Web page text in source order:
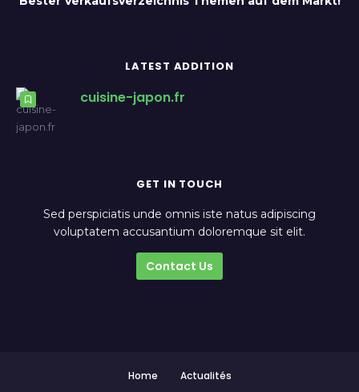
LATEST ADDITION
cuisine-japon.fr
GET IN TOUCH
Sed perspiciatis unde omnis iste natus adipiscing
voluptatem accusantium doloremque sit elit.
Contact Us
Home Actualités